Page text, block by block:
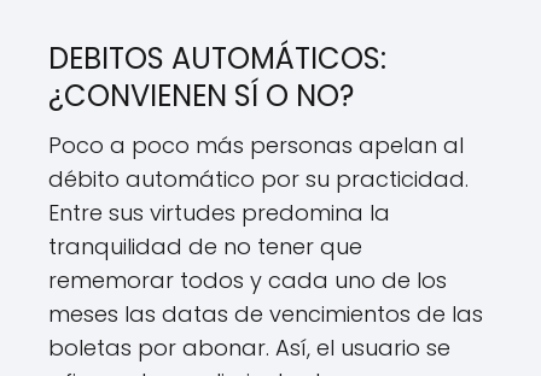
DEBITOS AUTOMÁTICOS:
¿CONVIENEN SÍ O NO?
Poco a poco más personas apelan al
débito automático por su practicidad.
Entre sus virtudes predomina la
tranquilidad de no tener que
rememorar todos y cada uno de los
meses las datas de vencimientos de las
boletas por abonar. Así, el usuario se